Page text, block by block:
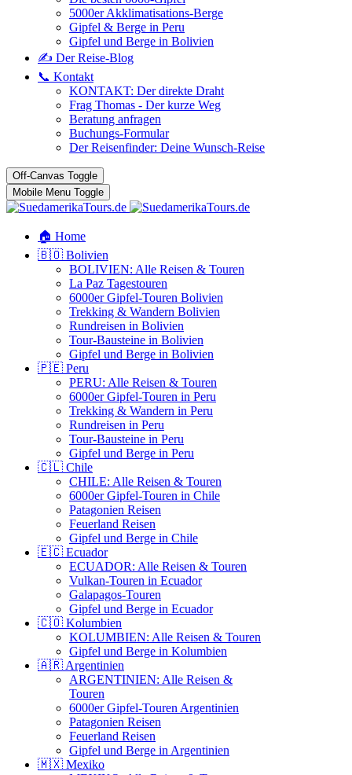
5000er Akklimatisations-Berge
Gipfel & Berge in Peru
Gipfel und Berge in Bolivien
✍️ Der Reise-Blog
📞 Kontakt
KONTAKT: Der direkte Draht
Frag Thomas - Der kurze Weg
Beratung anfragen
Buchungs-Formular
Der Reisenfinder: Deine Wunsch-Reise
Off-Canvas Toggle
Mobile Menu Toggle
🏠 Home
🇧🇴 Bolivien
BOLIVIEN: Alle Reisen & Touren
La Paz Tagestouren
6000er Gipfel-Touren Bolivien
Trekking & Wandern Bolivien
Rundreisen in Bolivien
Tour-Bausteine in Bolivien
Gipfel und Berge in Bolivien
🇵🇪 Peru
PERU: Alle Reisen & Touren
6000er Gipfel-Touren in Peru
Trekking & Wandern in Peru
Rundreisen in Peru
Tour-Bausteine in Peru
Gipfel und Berge in Peru
🇨🇱 Chile
CHILE: Alle Reisen & Touren
6000er Gipfel-Touren in Chile
Patagonien Reisen
Feuerland Reisen
Gipfel und Berge in Chile
🇪🇨 Ecuador
ECUADOR: Alle Reisen & Touren
Vulkan-Touren in Ecuador
Galapagos-Touren
Gipfel und Berge in Ecuador
🇨🇴 Kolumbien
KOLUMBIEN: Alle Reisen & Touren
Gipfel und Berge in Kolumbien
🇦🇷 Argentinien
ARGENTINIEN: Alle Reisen &
Touren
6000er Gipfel-Touren Argentinien
Patagonien Reisen
Feuerland Reisen
Gipfel und Berge in Argentinien
🇲🇽 Mexiko